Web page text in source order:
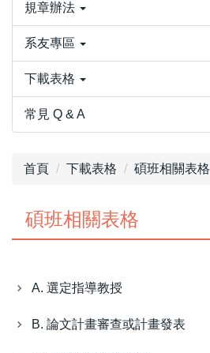
規章辦法
系友專區
下載表格
常見 Q & A
首頁 下載表格 碩班相關表格
碩班相關表格
A. 選定指導教授
B. 論文計畫審查或計畫發表